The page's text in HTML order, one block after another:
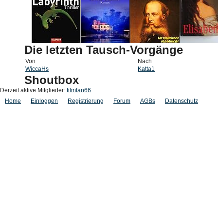
Die letzten Tausch-Vorgänge
Von
Nach
WiccaHs
Katta1
Shoutbox
Derzeit aktive Mitglieder: filmfan66
Home
Einloggen Registrierung Forum AGBs Datenschutz